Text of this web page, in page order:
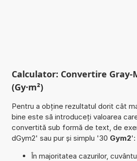
Calculator: Convertire
(Gy·m²)
Pentru a obține rezultatul dorit cât
bine este să introduceți valoarea
convertită sub formă de text, de
dGym2' sau pur și simplu '30 Gym2':
În majoritatea cazurilor,